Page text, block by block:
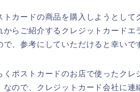
トカードの商品を購入しようとして
らご紹介するクレジットカードエ
、参考にしていただけると幸いで
くポストカードのお店で使ったクレ
なので、クレジットカード会社に連